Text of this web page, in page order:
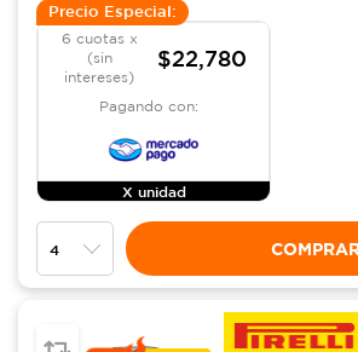
Precio Especial:
6 cuotas x
(sin
intereses)
$22,780
Pagando con:
X unidad